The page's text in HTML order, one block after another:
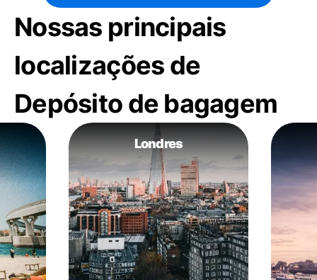
Nossas principais
localizações de
Depósito de bagagem
Londres